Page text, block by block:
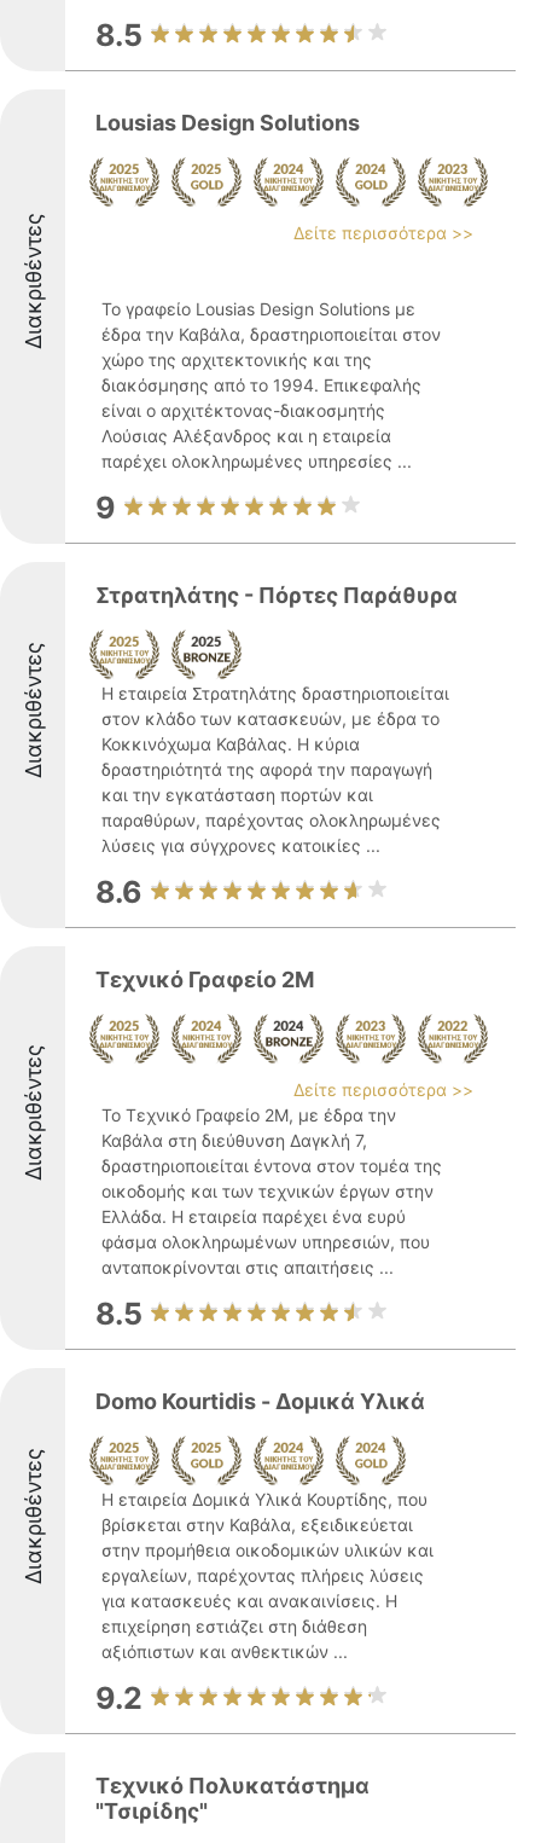
8.5
Διακριθέντες
Lousias Design Solutions
Δείτε περισσότερα >>
Το γραφείο Lousias Design Solutions με
έδρα την Καβάλα, δραστηριοποιείται στον
χώρο της αρχιτεκτονικής και της
διακόσμησης από το 1994. Επικεφαλής
είναι ο αρχιτέκτονας-διακοσμητής
Λούσιας Αλέξανδρος και η εταιρεία
παρέχει ολοκληρωμένες υπηρεσίες ...
9
Διακριθέντες
Στρατηλάτης - Πόρτες Παράθυρα
Η εταιρεία Στρατηλάτης δραστηριοποιείται
στον κλάδο των κατασκευών, με έδρα το
Κοκκινόχωμα Καβάλας. Η κύρια
δραστηριότητά της αφορά την παραγωγή
και την εγκατάσταση πορτών και
παραθύρων, παρέχοντας ολοκληρωμένες
λύσεις για σύγχρονες κατοικίες ...
8.6
Διακριθέντες
Τεχνικό Γραφείο 2Μ
Δείτε περισσότερα >>
Το Τεχνικό Γραφείο 2Μ, με έδρα την
Καβάλα στη διεύθυνση Δαγκλή 7,
δραστηριοποιείται έντονα στον τομέα της
οικοδομής και των τεχνικών έργων στην
Ελλάδα. Η εταιρεία παρέχει ένα ευρύ
φάσμα ολοκληρωμένων υπηρεσιών, που
ανταποκρίνονται στις απαιτήσεις ...
8.5
Διακριθέντες
Domo Kourtidis - Δομικά Υλικά
Η εταιρεία Δομικά Υλικά Κουρτίδης, που
βρίσκεται στην Καβάλα, εξειδικεύεται
στην προμήθεια οικοδομικών υλικών και
εργαλείων, παρέχοντας πλήρεις λύσεις
για κατασκευές και ανακαινίσεις. Η
επιχείρηση εστιάζει στη διάθεση
αξιόπιστων και ανθεκτικών ...
9.2
Τεχνικό Πολυκατάστημα
"Τσιρίδης"